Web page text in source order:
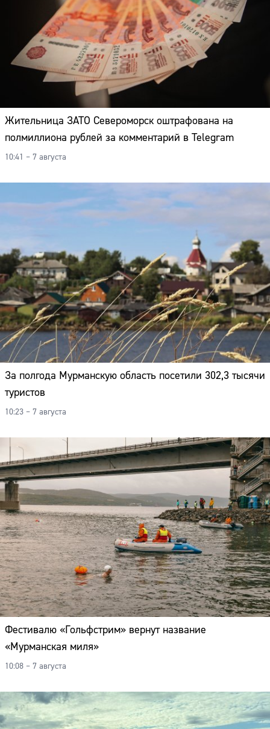
Жительница ЗАТО Североморск оштрафована на
полмиллиона рублей за комментарий в Telegram
10:41 – 7 августа
За полгода Мурманскую область посетили 302,3 тысячи
туристов
10:23 – 7 августа
Фестивалю «Гольфстрим» вернут название
«Мурманская миля»
10:08 – 7 августа